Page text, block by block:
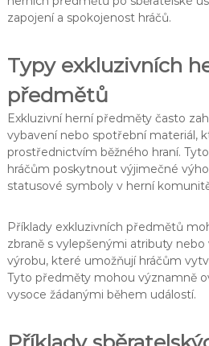
zapojení a spokojenost hráčů.
Typy exkluzivních
předmětů
Exkluzivní herní předměty často
vybavení nebo spotřební materiál,
prostřednictvím běžného hraní.
hráčům poskytnout výjimečné
statusové symboly v herní
Příklady exkluzivních předmětů
zbraně s vylepšenými atributy
výrobu, které umožňují hráčům
Tyto předměty mohou významně
vysoce žádanými během událostí.